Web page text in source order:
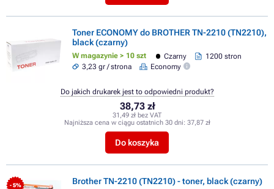
Toner ECONOMY do BROTHER TN-2210 (TN2210),
black (czarny)
W magazynie > 10 szt Czarny
1200 stron
3,23 gr / strona
Economy
38,73 zł
31,49 zł bez VAT
Najniższa cena w ciągu ostatnich 30 dni: 37,87 zł
Do koszyka
Do jakich drukarek jest to odpowiedni produkt?
- 5% Brother TN-2210 (TN2210) - toner, black (czarny)